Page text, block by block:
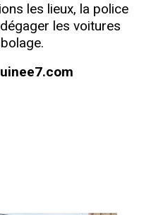
les lieux, la police
les voitures